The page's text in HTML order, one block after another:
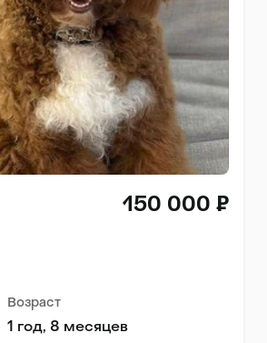
150 000 ₽
Возраст
1 год, 8 месяцев